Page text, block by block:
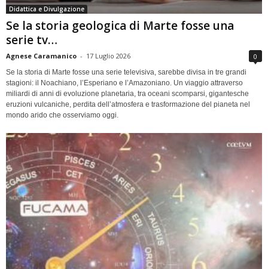
Didattica e Divulgazione
Se la storia geologica di Marte fosse una
serie tv…
Agnese Caramanico - 17 Luglio 2026 0
Se la storia di Marte fosse una serie televisiva, sarebbe divisa in tre grandi
stagioni: il Noachiano, l’Esperiano e l’Amazoniano. Un viaggio attraverso
miliardi di anni di evoluzione planetaria, tra oceani scomparsi, gigantesche
eruzioni vulcaniche, perdita dell’atmosfera e trasformazione del pianeta nel
mondo arido che osserviamo oggi.